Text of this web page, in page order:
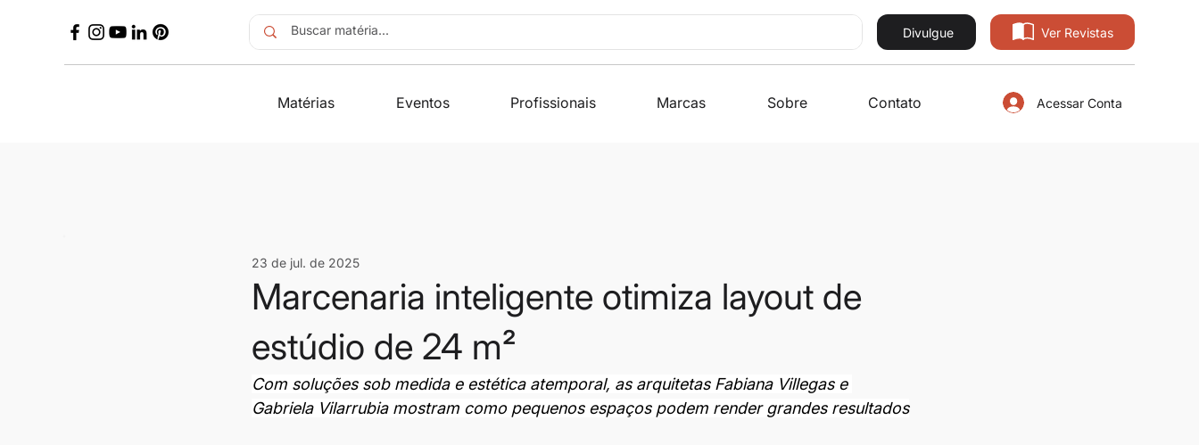
Divulgue Ver Revistas
Matérias Eventos Profissionais Marcas Sobre Contato Acessar Conta
Marcenaria inteligente otimiza layout de
estúdio de 24 m²
23 de jul. de 2025
Com soluções sob medida e estética atemporal, as arquitetas Fabiana Villegas e
Gabriela Vilarrubia mostram como pequenos espaços podem render grandes resultados